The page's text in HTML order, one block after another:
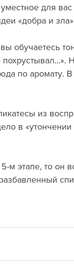
для
«добра и
обучаетесь
по аромату.
из
в
м этапе, то он